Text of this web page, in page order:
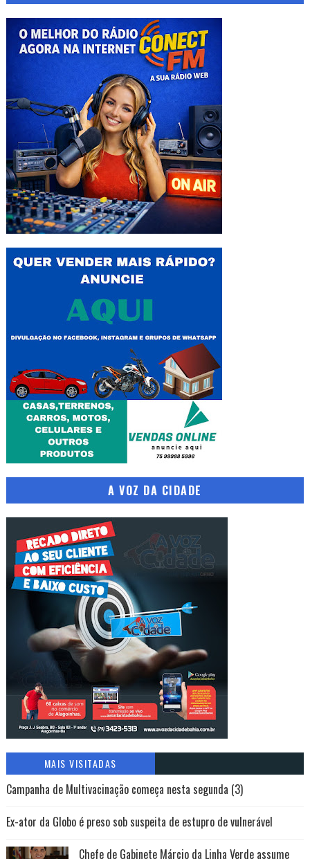
A VOZ DA CIDADE
MAIS VISITADAS
Campanha de Multivacinação começa nesta segunda (3)
Ex-ator da Globo é preso sob suspeita de estupro de vulnerável
Chefe de Gabinete Márcio da Linha Verde assume